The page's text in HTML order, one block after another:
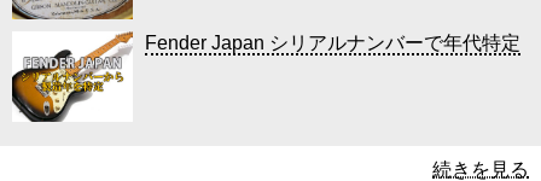
Fender Japan シリアルナンバーで年代特定
続きを見る